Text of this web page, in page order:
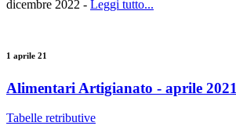
dicembre 2022 - Leggi tutto...
1 aprile 21
Alimentari Artigianato - aprile 2021
Tabelle retributive